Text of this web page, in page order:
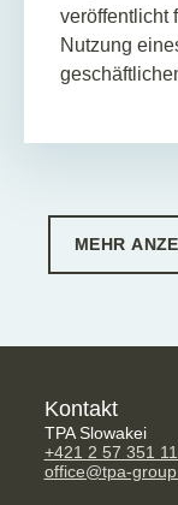
veröffentlicht
Nutzung
MEHR
Kontakt
TPA Slowakei
+421 2 57 351
office@tpa-